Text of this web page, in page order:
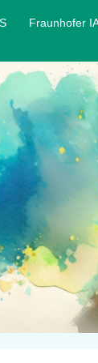
Fraunhofer